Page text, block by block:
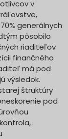
v
generálnych
pôsobilo
riaditeľov
finančného
má pod
výsledok.
štruktúry
pod